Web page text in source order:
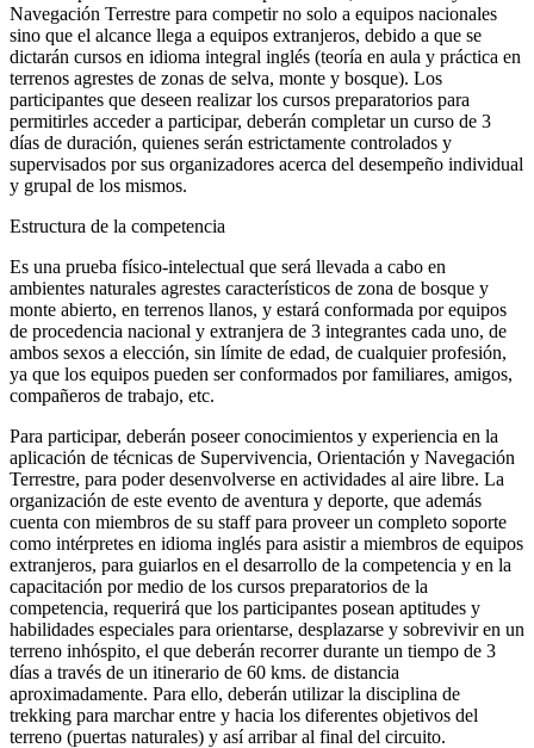
Navegación Terrestre para competir no solo a equipos nacionales
sino que el alcance llega a equipos extranjeros, debido a que se
dictarán cursos en idioma integral inglés (teoría en aula y práctica en
terrenos agrestes de zonas de selva, monte y bosque). Los
participantes que deseen realizar los cursos preparatorios para
permitirles acceder a participar, deberán completar un curso de 3
días de duración, quienes serán estrictamente controlados y
supervisados por sus organizadores acerca del desempeño individual
y grupal de los mismos.
Estructura de la competencia
Es una prueba físico-intelectual que será llevada a cabo en
ambientes naturales agrestes característicos de zona de bosque y
monte abierto, en terrenos llanos, y estará conformada por equipos
de procedencia nacional y extranjera de 3 integrantes cada uno, de
ambos sexos a elección, sin límite de edad, de cualquier profesión,
ya que los equipos pueden ser conformados por familiares, amigos,
compañeros de trabajo, etc.
Para participar, deberán poseer conocimientos y experiencia en la
aplicación de técnicas de Supervivencia, Orientación y Navegación
Terrestre, para poder desenvolverse en actividades al aire libre. La
organización de este evento de aventura y deporte, que además
cuenta con miembros de su staff para proveer un completo soporte
como intérpretes en idioma inglés para asistir a miembros de equipos
extranjeros, para guiarlos en el desarrollo de la competencia y en la
capacitación por medio de los cursos preparatorios de la
competencia, requerirá que los participantes posean aptitudes y
habilidades especiales para orientarse, desplazarse y sobrevivir en un
terreno inhóspito, el que deberán recorrer durante un tiempo de 3
días a través de un itinerario de 60 kms. de distancia
aproximadamente. Para ello, deberán utilizar la disciplina de
trekking para marchar entre y hacia los diferentes objetivos del
terreno (puertas naturales) y así arribar al final del circuito.